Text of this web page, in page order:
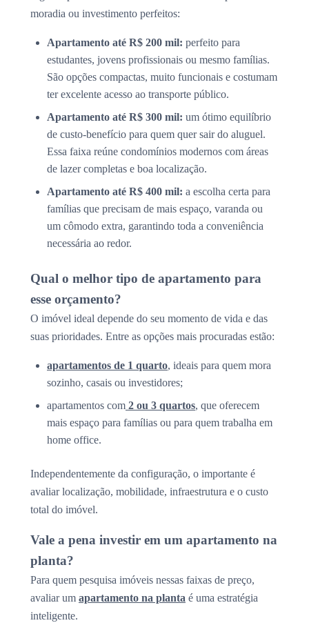
moradia ou investimento perfeitos:
Apartamento até R$ 200 mil: perfeito para
estudantes, jovens profissionais ou mesmo famílias.
São opções compactas, muito funcionais e costumam
ter excelente acesso ao transporte público.
Apartamento até R$ 300 mil: um ótimo equilíbrio
de custo-benefício para quem quer sair do aluguel.
Essa faixa reúne condomínios modernos com áreas
de lazer completas e boa localização.
Apartamento até R$ 400 mil: a escolha certa para
famílias que precisam de mais espaço, varanda ou
um cômodo extra, garantindo toda a conveniência
necessária ao redor.
Qual o melhor tipo de apartamento para
esse orçamento?
O imóvel ideal depende do seu momento de vida e das
suas prioridades. Entre as opções mais procuradas estão:
apartamentos de 1 quarto, ideais para quem mora
sozinho, casais ou investidores;
apartamentos com 2 ou 3 quartos, que oferecem
mais espaço para famílias ou para quem trabalha em
home office.
Independentemente da configuração, o importante é
avaliar localização, mobilidade, infraestrutura e o custo
total do imóvel.
Vale a pena investir em um apartamento na
planta?
Para quem pesquisa imóveis nessas faixas de preço,
avaliar um apartamento na planta é uma estratégia
inteligente.